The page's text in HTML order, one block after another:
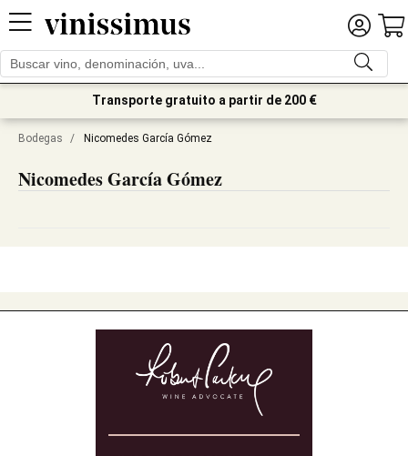
Transporte gratuito a partir de 200 €
Bodegas / Nicomedes García Gómez
Nicomedes García Gómez